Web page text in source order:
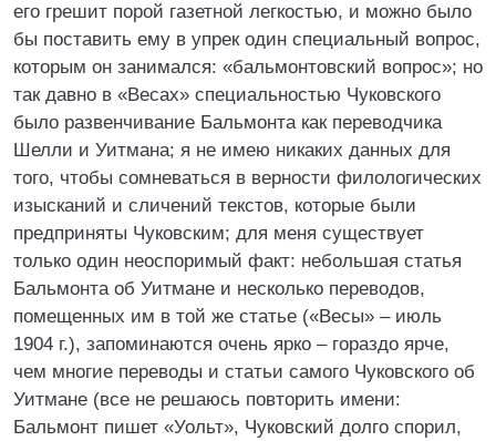
его грешит порой газетной легкостью, и можно было
бы поставить ему в упрек один специальный вопрос,
которым он занимался: «бальмонтовский вопрос»; но
так давно в «Весах» специальностью Чуковского
было развенчивание Бальмонта как переводчика
Шелли и Уитмана; я не имею никаких данных для
того, чтобы сомневаться в верности филологических
изысканий и сличений текстов, которые были
предприняты Чуковским; для меня существует
только один неоспоримый факт: небольшая статья
Бальмонта об Уитмане и несколько переводов,
помещенных им в той же статье («Весы» – июль
1904 г.), запоминаются очень ярко – гораздо ярче,
чем многие переводы и статьи самого Чуковского об
Уитмане (все не решаюсь повторить имени:
Бальмонт пишет «Уольт», Чуковский долго спорил,